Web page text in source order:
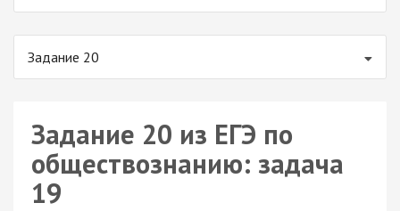
Задание 20
Задание 20 из ЕГЭ по
обществознанию: задача
19